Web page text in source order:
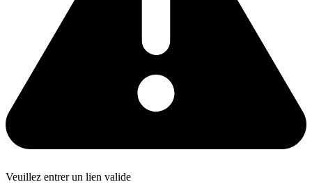
Veuillez entrer un lien valide